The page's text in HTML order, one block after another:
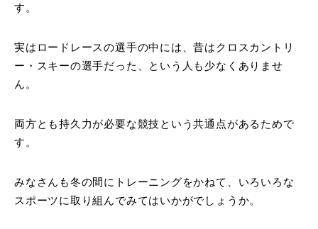
す。
実はロードレースの選手の中には、昔はクロスカントリ
ー・スキーの選手だった、という人も少なくありませ
ん。
両方とも持久力が必要な競技という共通点があるためで
す。
みなさんも冬の間にトレーニングをかねて、いろいろな
スポーツに取り組んでみてはいかがでしょうか。